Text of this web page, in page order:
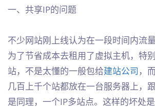
一、共享IP的问题
不少网站刚上线认为在一段时间内流
为了节省成本去租用了虚拟主机，特
站，不是太懂的一般包给建站公司 ，
几百上千个站都放在一台服务器上，
是同理，一个IP多站点。这样的坏处